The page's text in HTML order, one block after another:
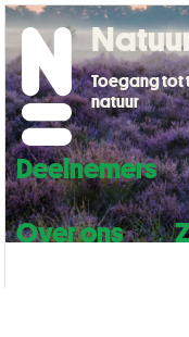
Deelnemers
Over ons
Toegang tot
natuur